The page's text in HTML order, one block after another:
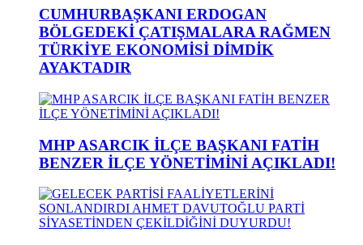
CUMHURBAŞKANI ERDOGAN
BÖLGEDEKİ ÇATIŞMALARA RAĞMEN
TÜRKİYE EKONOMİSİ DİMDİK
AYAKTADIR
MHP ASARCIK İLÇE BAŞKANI FATİH
BENZER İLÇE YÖNETİMİNİ AÇIKLADI!